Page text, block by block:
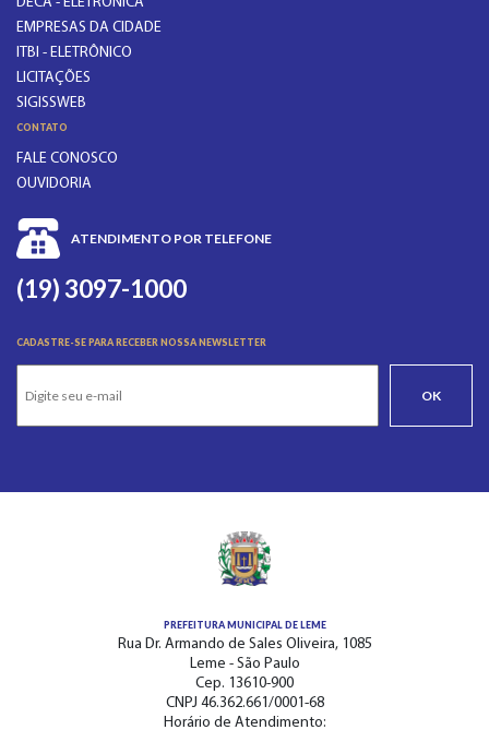
EMPRESAS DA CIDADE
ITBI - ELETRÔNICO
LICITAÇÕES
SIGISSWEB
CONTATO
FALE CONOSCO
OUVIDORIA
ATENDIMENTO POR TELEFONE
(19) 3097-1000
CADASTRE-SE PARA RECEBER NOSSA NEWSLETTER
OK
PREFEITURA MUNICIPAL DE LEME
Rua Dr. Armando de Sales Oliveira, 1085
Leme - São Paulo
Cep. 13610-900
CNPJ 46.362.661/0001-68
Horário de Atendimento: